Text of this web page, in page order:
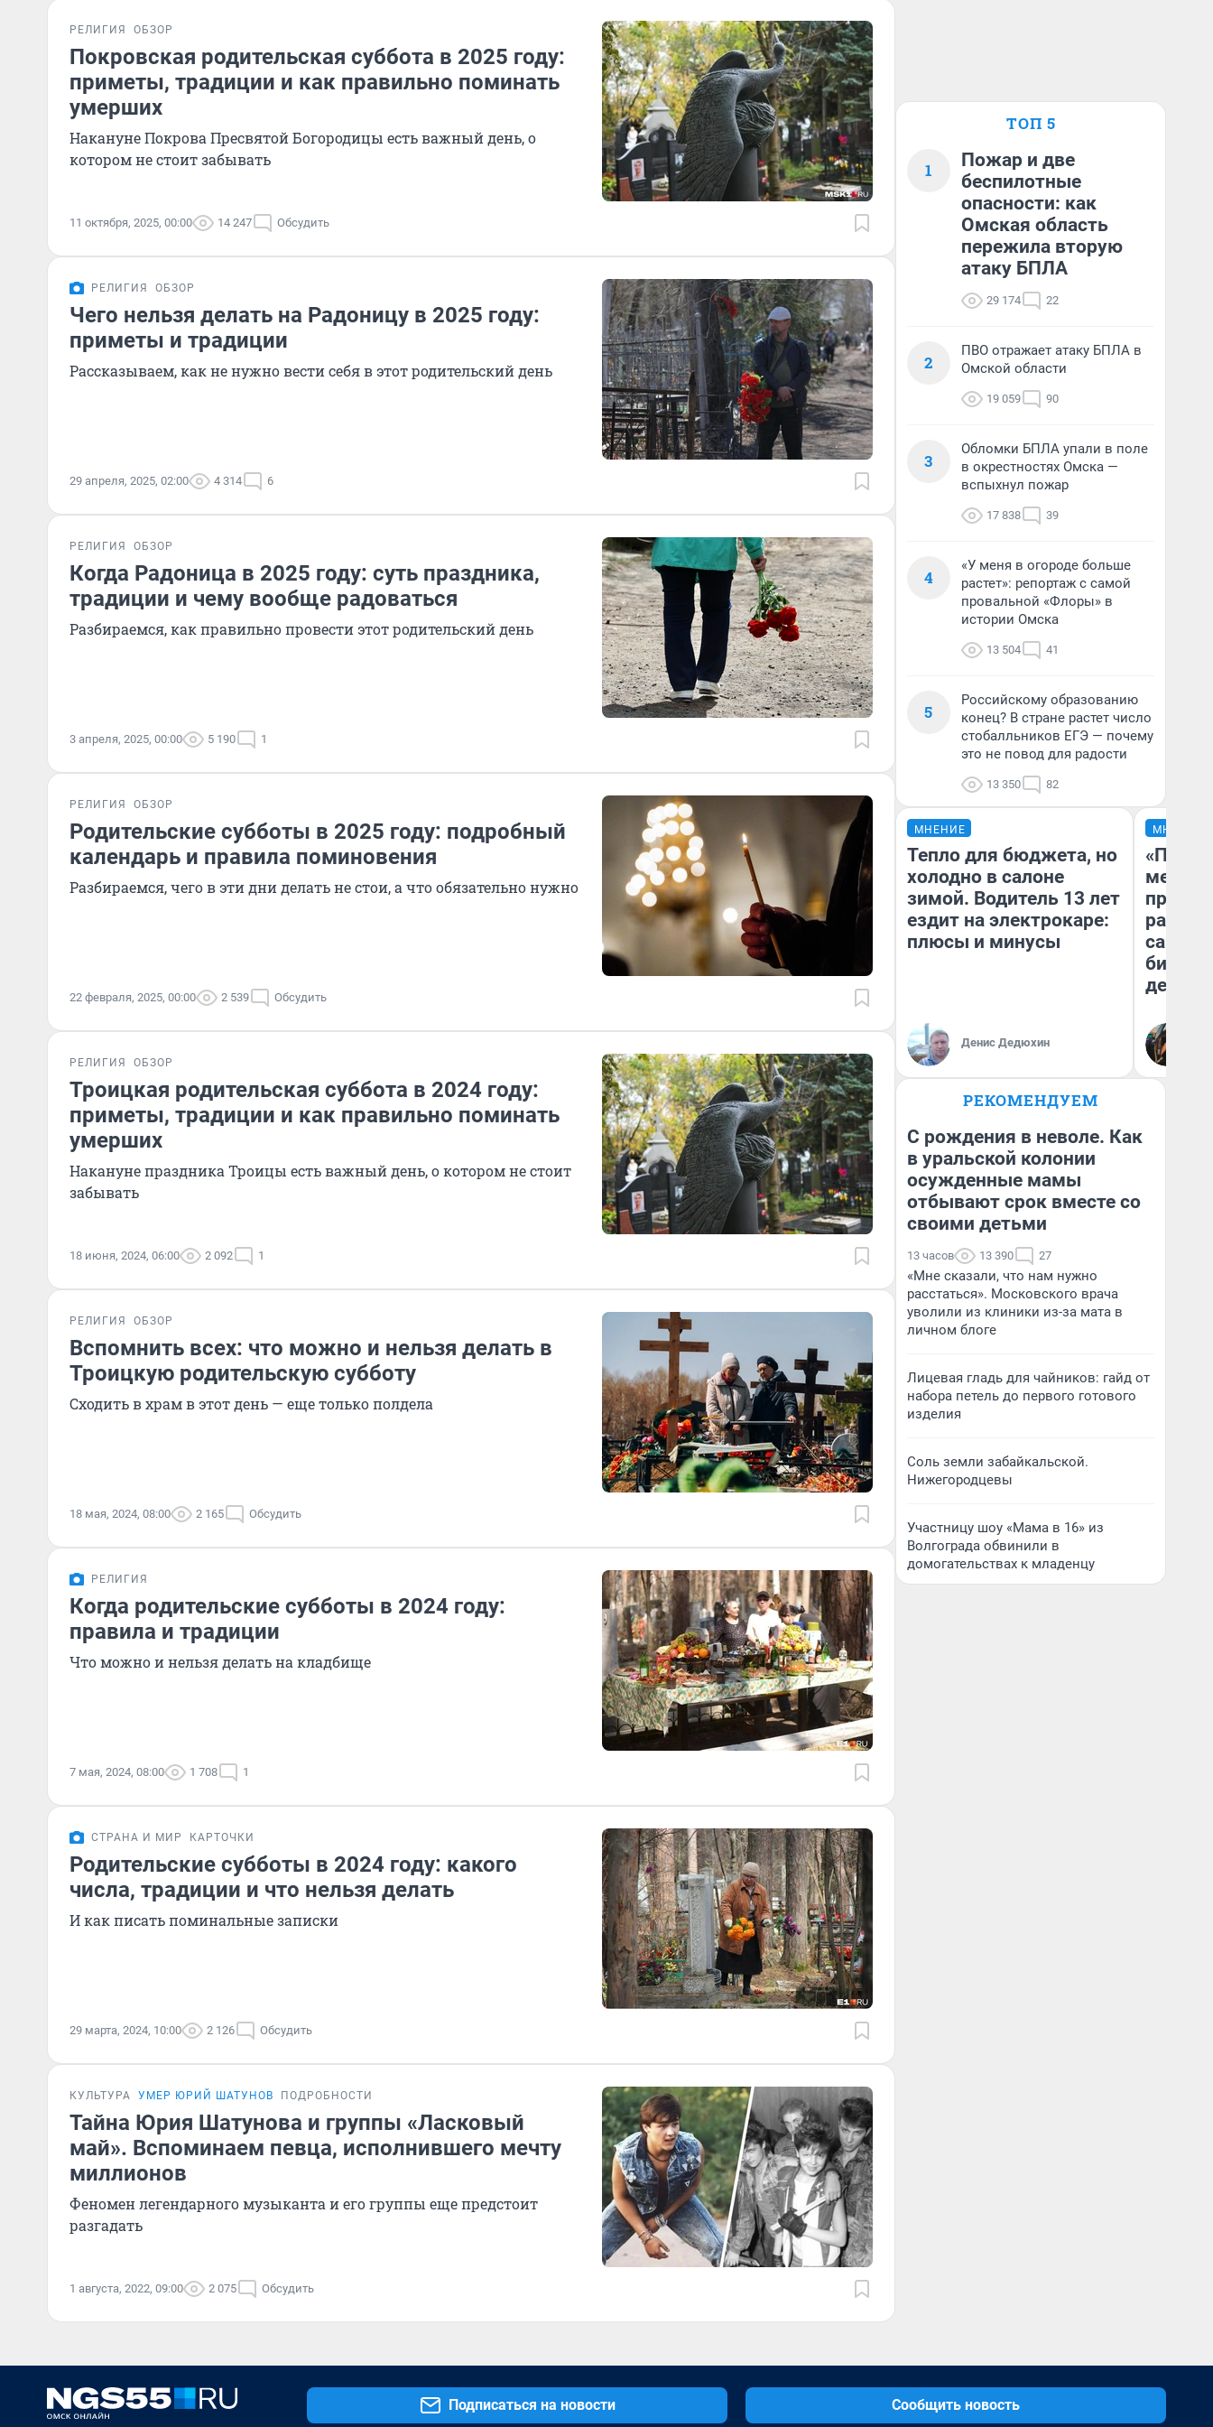
РЕЛИГИЯ ОБЗОР
Покровская родительская суббота в 2025 году:
приметы, традиции и как правильно поминать
умерших
Накануне Покрова Пресвятой Богородицы есть важный день, о
котором не стоит забывать
11 октября, 2025, 00:00 14 247 Обсудить
РЕЛИГИЯ ОБЗОР
Чего нельзя делать на Радоницу в 2025 году:
приметы и традиции
Рассказываем, как не нужно вести себя в этот родительский день
29 апреля, 2025, 02:00 4 314 6
РЕЛИГИЯ ОБЗОР
Когда Радоница в 2025 году: суть праздника,
традиции и чему вообще радоваться
Разбираемся, как правильно провести этот родительский день
3 апреля, 2025, 00:00 5 190 1
РЕЛИГИЯ ОБЗОР
Родительские субботы в 2025 году: подробный
календарь и правила поминовения
Разбираемся, чего в эти дни делать не стои, а что обязательно нужно
22 февраля, 2025, 00:00 2 539 Обсудить
РЕЛИГИЯ ОБЗОР
Троицкая родительская суббота в 2024 году:
приметы, традиции и как правильно поминать
умерших
Накануне праздника Троицы есть важный день, о котором не стоит
забывать
18 июня, 2024, 06:00 2 092 1
РЕЛИГИЯ ОБЗОР
Вспомнить всех: что можно и нельзя делать в
Троицкую родительскую субботу
Сходить в храм в этот день — еще только полдела
18 мая, 2024, 08:00 2 165 Обсудить
РЕЛИГИЯ
Когда родительские субботы в 2024 году:
правила и традиции
Что можно и нельзя делать на кладбище
7 мая, 2024, 08:00 1 708 1
СТРАНА И МИР КАРТОЧКИ
Родительские субботы в 2024 году: какого
числа, традиции и что нельзя делать
И как писать поминальные записки
29 марта, 2024, 10:00 2 126 Обсудить
КУЛЬТУРА УМЕР ЮРИЙ ШАТУНОВ ПОДРОБНОСТИ
Тайна Юрия Шатунова и группы «Ласковый
май». Вспоминаем певца, исполнившего мечту
миллионов
Феномен легендарного музыканта и его группы еще предстоит
разгадать
1 августа, 2022, 09:00 2 075 Обсудить
ТОП 5
1
Пожар и две
беспилотные
опасности: как
Омская область
пережила вторую
атаку БПЛА
29 174 22
2
ПВО отражает атаку БПЛА в
Омской области
19 059 90
3
Обломки БПЛА упали в поле
в окрестностях Омска —
вспыхнул пожар
17 838 39
4
«У меня в огороде больше
растет»: репортаж с самой
провальной «Флоры» в
истории Омска
13 504 41
5
Российскому образованию
конец? В стране растет число
стобалльников ЕГЭ — почему
это не повод для радости
13 350 82
МНЕНИЕ
Тепло для бюджета, но
холодно в салоне
зимой. Водитель 13 лет
ездит на электрокаре:
плюсы и минусы
Денис Дедюхин
МНЕНИЕ
самом
РЕКОМЕНДУЕМ
С рождения в неволе. Как
в уральской колонии
осужденные мамы
отбывают срок вместе со
своими детьми
13 часов 13 390 27
«Мне сказали, что нам нужно
расстаться». Московского врача
уволили из клиники из-за мата в
личном блоге
Лицевая гладь для чайников: гайд от
набора петель до первого готового
изделия
Соль земли забайкальской.
Нижегородцевы
Участницу шоу «Мама в 16» из
Волгограда обвинили в
домогательствах к младенцу
Подписаться на новости Сообщить новость